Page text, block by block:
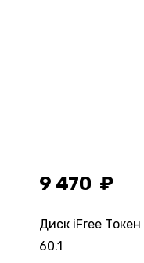
9 470
Диск iFree Токен
60.1